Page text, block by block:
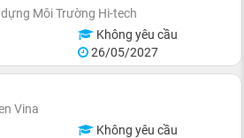
Môi Trường Hi-tech
Không yêu cầu
26/05/2027
Vina
Không yêu cầu